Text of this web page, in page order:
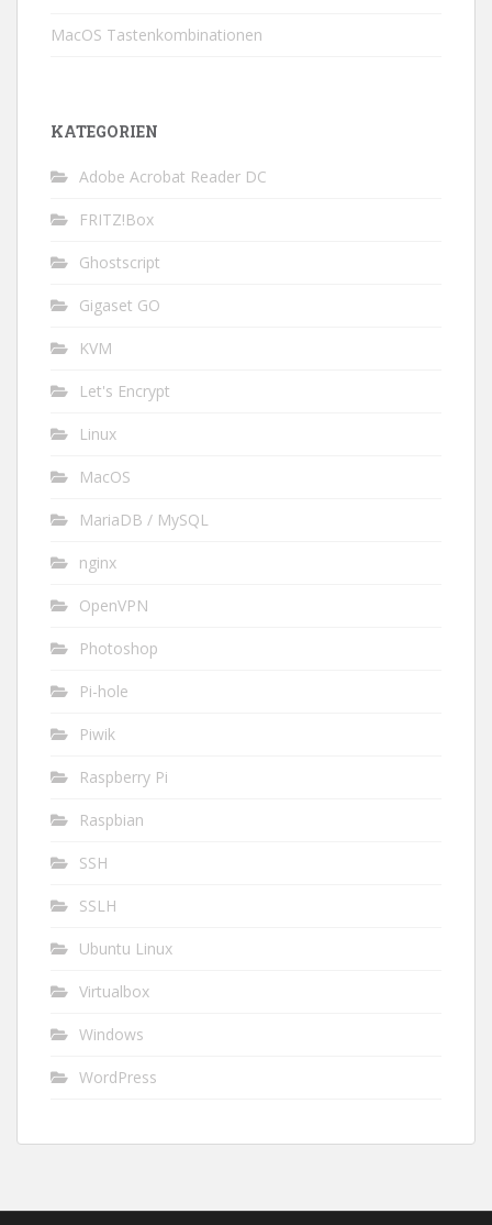
MacOS Tastenkombinationen
KATEGORIEN
Adobe Acrobat Reader DC
FRITZ!Box
Ghostscript
Gigaset GO
KVM
Let's Encrypt
Linux
MacOS
MariaDB / MySQL
nginx
OpenVPN
Photoshop
Pi-hole
Piwik
Raspberry Pi
Raspbian
SSH
SSLH
Ubuntu Linux
Virtualbox
Windows
WordPress